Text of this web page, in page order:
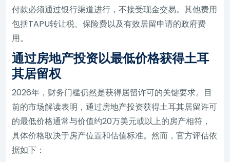
付款必须通过银行渠道进行，不接受现金交易。其他费用
包括TAPU转让税、保险费以及有效居留申请的政府费
用。
通过房地产投资以最低价格获得土耳
其居留权
2026年，财务门槛仍然是获得居留许可的关键要求。目
前的市场解读表明，通过房地产投资获得土耳其居留许可
的最低价格通常与价值约20万美元或以上的房产相符，
具体价格取决于房产位置和估值标准。然而，官方评估依
据如下：